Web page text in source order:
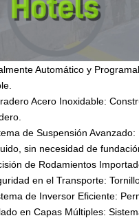
Automático y
Acero Inoxidable:
de Suspensión
sin necesidad de
de Rodamientos
en el Transporte:
de Inversor Eficiente:
en Capas Múltiples: